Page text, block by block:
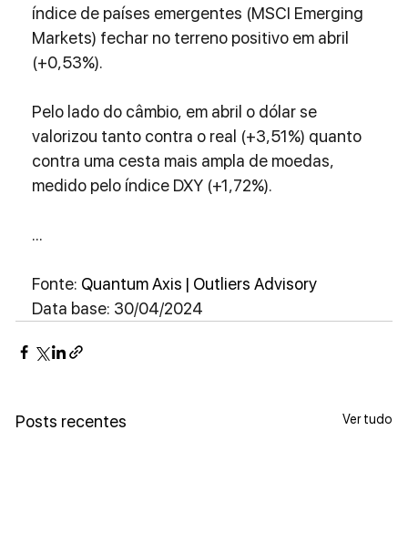
índice de países emergentes (MSCI Emerging
Markets) fechar no terreno positivo em abril
(+0,53%).
Pelo lado do câmbio, em abril o dólar se
valorizou tanto contra o real (+3,51%) quanto
contra uma cesta mais ampla de moedas,
medido pelo índice DXY (+1,72%).
...
Fonte: Quantum Axis | Outliers Advisory
Data base: 30/04/2024
Posts recentes Ver tudo